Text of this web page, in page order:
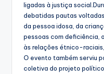
ligadas à justiça
debatidas pautas
da pessoa idosa, da
pessoas com deficiência,
às relações étnico-
O evento também serviu
coletiva do projeto